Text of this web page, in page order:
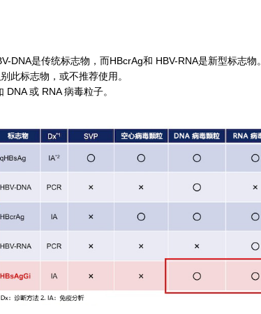
DNA是传统标志物，而HBcrAg和 HBV-RNA是新型标志物
此标志物，或不推荐使用。
或 RNA 病毒粒子。